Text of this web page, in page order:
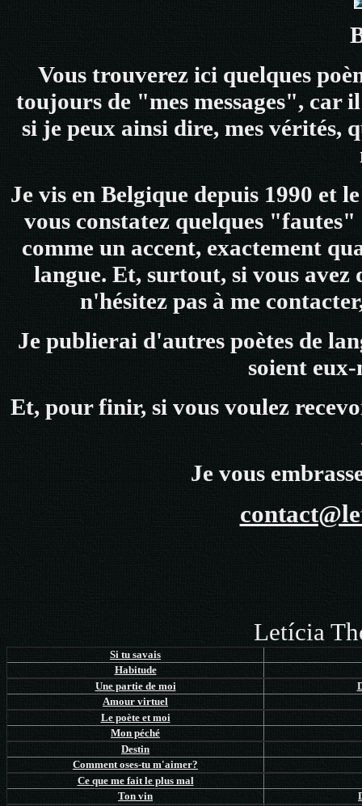
Vous trouverez ici quelques
toujours de "mes messages", car
si je peux ainsi dire, mes vérités,
Je vis en Belgique depuis 1990 et
vous constatez quelques
comme un accent, exactement
langue. Et, surtout, si vous avez
n'hésitez pas à me
Je publierai d'autres poètes de
soient eux-
Et, pour finir, si vous voulez
Je vous
Letícia
Si tu savais
Habitude
Une partie de moi
Amour virtuel
Le poète et moi
Mon péché
Destin
Comment oses-tu m'aimer?
Ce que me fait le plus mal
Ton vin